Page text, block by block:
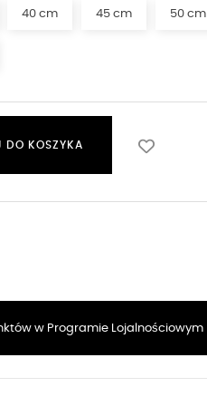
40 cm 45 cm 50 cm
DO KOSZYKA
w Programie Lojalnościowym